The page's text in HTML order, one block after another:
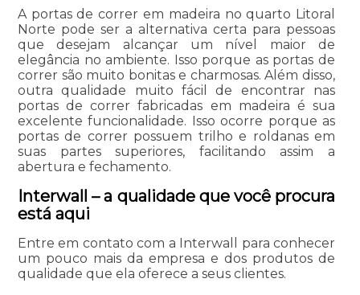
A portas de correr em madeira no quarto Litoral
Norte pode ser a alternativa certa para pessoas
que desejam alcançar um nível maior de
elegância no ambiente. Isso porque as portas de
correr são muito bonitas e charmosas. Além disso,
outra qualidade muito fácil de encontrar nas
portas de correr fabricadas em madeira é sua
excelente funcionalidade. Isso ocorre porque as
portas de correr possuem trilho e roldanas em
suas partes superiores, facilitando assim a
abertura e fechamento.
Interwall – a qualidade que você procura
está aqui
Entre em contato com a Interwall para conhecer
um pouco mais da empresa e dos produtos de
qualidade que ela oferece a seus clientes.